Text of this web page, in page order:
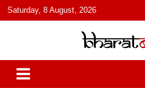
content
Saturday, 8 August, 2026
भारत
हिंदी में समाचार, विचार, ऑडियो, वीडियो
India: News, Views, Info, Trends &
और पॉडकास्ट